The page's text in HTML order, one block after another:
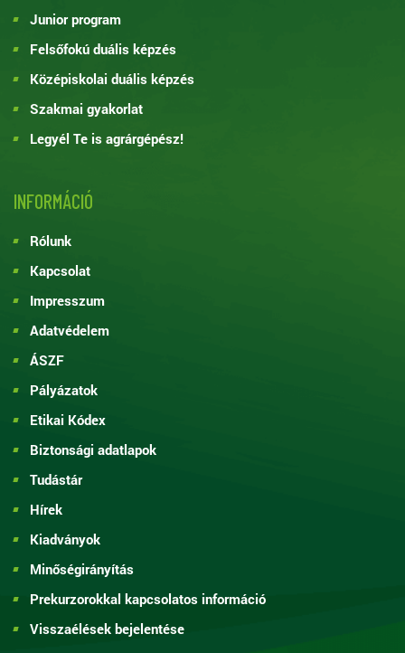
Junior program
Felsőfokú duális képzés
Középiskolai duális képzés
Szakmai gyakorlat
Legyél Te is agrárgépész!
INFORMÁCIÓ
Rólunk
Kapcsolat
Impresszum
Adatvédelem
ÁSZF
Pályázatok
Etikai Kódex
Biztonsági adatlapok
Tudástár
Hírek
Kiadványok
Minőségirányítás
Prekurzorokkal kapcsolatos információ
Visszaélések bejelentése